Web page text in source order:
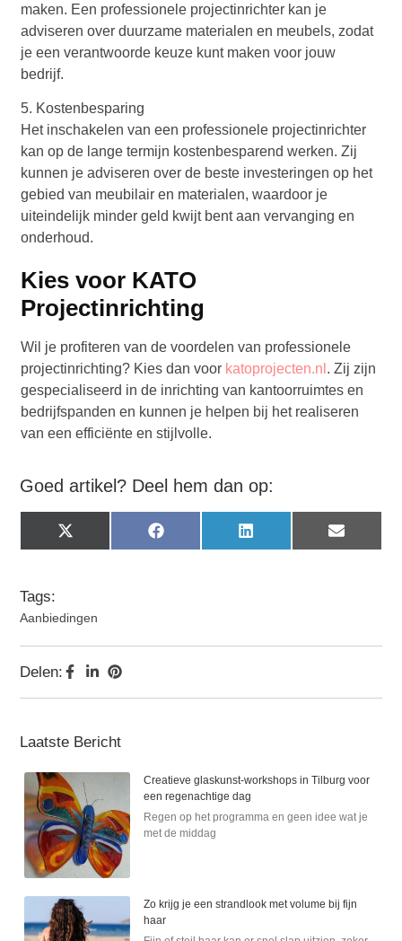
maken. Een professionele projectinrichter kan je
adviseren over duurzame materialen en meubels, zodat
je een verantwoorde keuze kunt maken voor jouw
bedrijf.
5. Kostenbesparing
Het inschakelen van een professionele projectinrichter
kan op de lange termijn kostenbesparend werken. Zij
kunnen je adviseren over de beste investeringen op het
gebied van meubilair en materialen, waardoor je
uiteindelijk minder geld kwijt bent aan vervanging en
onderhoud.
Kies voor KATO
Projectinrichting
Wil je profiteren van de voordelen van professionele
projectinrichting? Kies dan voor katoprojecten.nl . Zij zijn
gespecialiseerd in de inrichting van kantoorruimtes en
bedrijfspanden en kunnen je helpen bij het realiseren
van een efficiënte en stijlvolle.
Goed artikel? Deel hem dan op:
X
(Twitter)
Facebook LinkedIn Email
Tags:
Aanbiedingen
Delen:
Laatste Bericht
Creatieve glaskunst-workshops in Tilburg voor
een regenachtige dag
Regen op het programma en geen idee wat je
met de middag
Zo krijg je een strandlook met volume bij fijn
haar